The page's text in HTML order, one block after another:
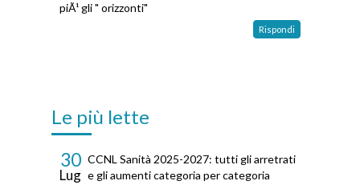
piÃ¹ gli " orizzonti"
Rispondi
Le più lette
30
Lug
CCNL Sanità 2025-2027: tutti gli arretrati
e gli aumenti categoria per categoria